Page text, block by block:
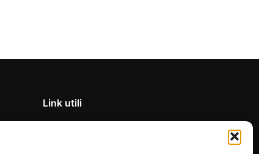
Link utili